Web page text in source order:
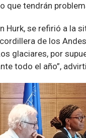
que tendrán
Hurk, se refirió a la
de los
glaciares, por
todo el año”,